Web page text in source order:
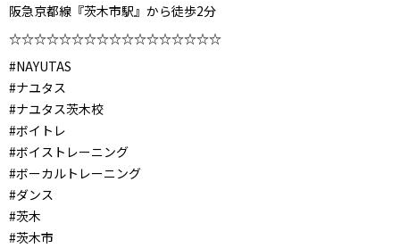
阪急京都線『茨木市駅』から徒歩2分
☆☆☆☆☆☆☆☆☆☆☆☆☆☆☆☆☆
#NAYUTAS
#ナユタス
#ナユタス茨木校
#ボイトレ
#ボイストレーニング
#ボーカルトレーニング
#ダンス
#茨木
#茨木市